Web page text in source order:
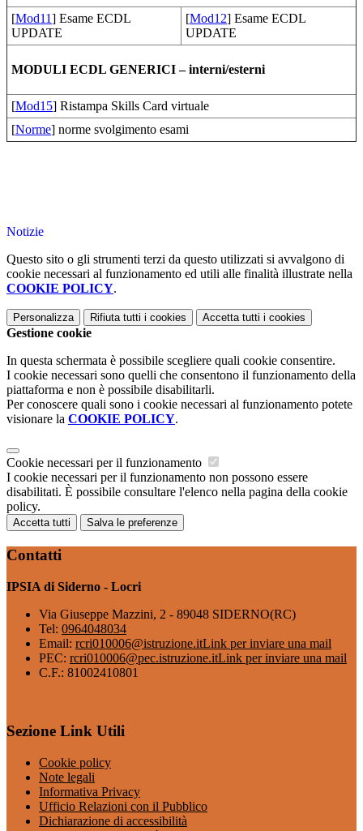
[Mod11] Esame ECDL
UPDATE
[Mod12] Esame ECDL
UPDATE
MODULI ECDL GENERICI – interni/esterni
[Mod15] Ristampa Skills Card virtuale
[Norme] norme svolgimento esami
Notizie
Questo sito o gli strumenti terzi da questo utilizzati si avvalgono di
cookie necessari al funzionamento ed utili alle finalità illustrate nella
COOKIE POLICY.
Personalizza Rifiuta tutti i cookies Accetta tutti i cookies
Gestione cookie
In questa schermata è possibile scegliere quali cookie consentire.
I cookie necessari sono quelli che consentono il funzionamento della
piattaforma e non è possibile disabilitarli.
Per conoscere quali sono i cookie necessari al funzionamento potete
visionare la COOKIE POLICY.
Cookie necessari per il funzionamento
I cookie necessari per il funzionamento non possono essere
disabilitati. È possibile consultare l'elenco nella pagina della cookie
policy.
Accetta tutti Salva le preferenze
Contatti
IPSIA di Siderno - Locri
Via Giuseppe Mazzini, 2 - 89048 SIDERNO(RC)
Tel: 0964048034
Email: rcri010006@istruzione.itLink per inviare una mail
PEC: rcri010006@pec.istruzione.itLink per inviare una mail
C.F.: 81002410801
Sezione Link Utili
Cookie policy
Note legali
Informativa Privacy
Ufficio Relazioni con il Pubblico
Dichiarazione di accessibilità